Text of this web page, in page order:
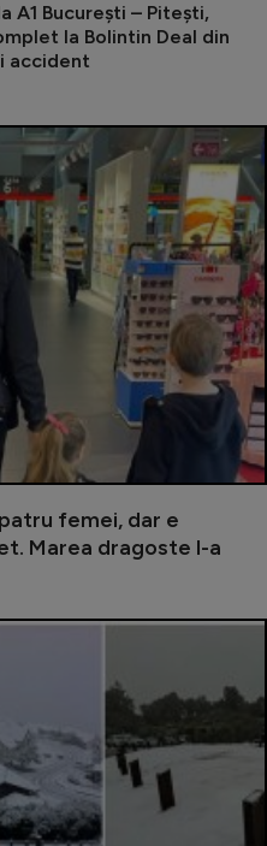
A1 București – Pitești,
la Bolintin Deal din
accident
femei, dar e
Marea dragoste l-a